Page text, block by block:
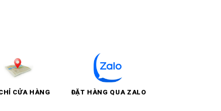
CỬA HÀNG ĐẶT HÀNG QUA ZALO